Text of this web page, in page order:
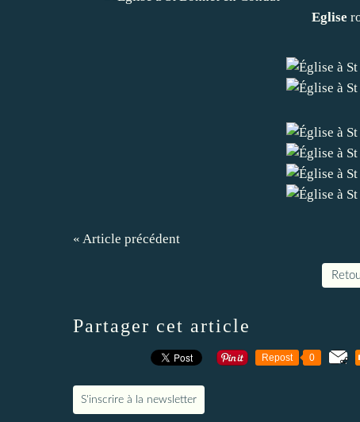
Eglise
« Article précédent
Partager cet article
Repost 0
S'inscrire à la newsletter